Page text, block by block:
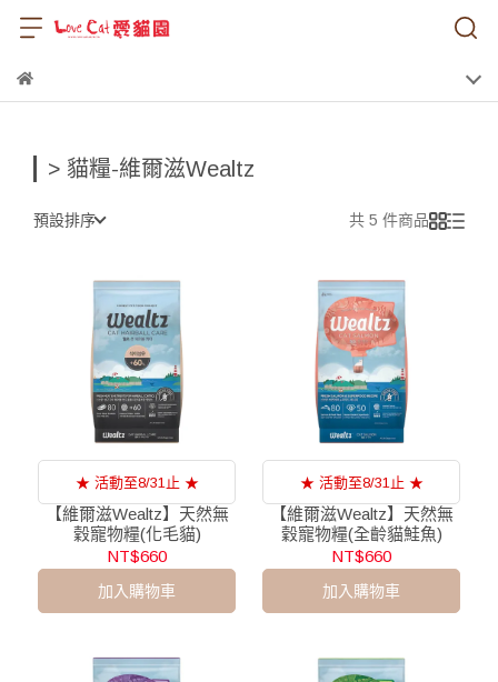
> 貓糧-維爾滋Wealtz
預設排序 共 5 件商品
★ 活動至8/31止 ★
【維爾滋Wealtz】天然無
穀寵物糧(化毛貓)
NT$660
加入購物車
★ 活動至8/31止 ★
【維爾滋Wealtz】天然無
穀寵物糧(全齡貓鮭魚)
NT$660
加入購物車